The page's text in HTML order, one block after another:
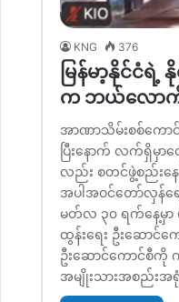
KNG 376
မြန်မာ့နိုင်ငံရဲ့
က ဘယ်လောက်
အာဏာသိမ်းစစ်ကော
ပြီးနောက် လက်ရှိမှာ
လည်း စတင်ဖွဲ့စည်းနေ
အပါအဝင်တော်လှန်ရေ
မတ်လ ၃၀ ရက်နေ့မှာ
ထွန်းရေး ဦးဆော
ဦးဆောင်ကောင်စီကို
အမျိုးသားအစည်းအရုံ